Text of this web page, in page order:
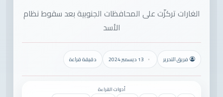
الغارات تركزّت على المحافظات الجنوبية بعد سقوط نظام
الأسد
فريق التحرير 13 ديسمبر 2024 دقيقة قراءة
أدوات القراءة